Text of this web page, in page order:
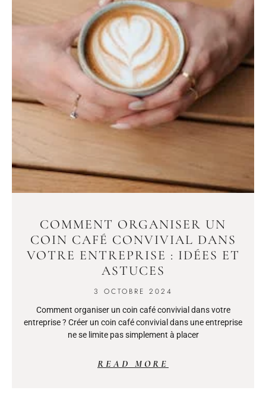
COMMENT ORGANISER UN
COIN CAFÉ CONVIVIAL DANS
VOTRE ENTREPRISE : IDÉES ET
ASTUCES
3 OCTOBRE 2024
Comment organiser un coin café convivial dans votre
entreprise ? Créer un coin café convivial dans une entreprise
ne se limite pas simplement à placer
READ MORE